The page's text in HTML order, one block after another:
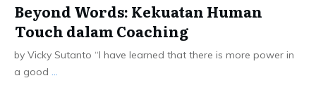
Beyond Words: Kekuatan Human
Touch dalam Coaching
by Vicky Sutanto “I have learned that there is more power in
a good ...